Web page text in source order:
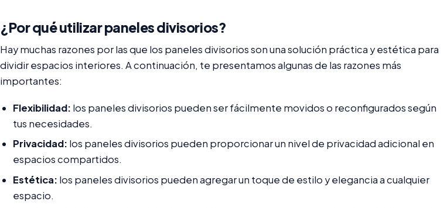
¿Por qué utilizar paneles divisorios?
Hay muchas razones por las que los paneles divisorios son una solución práctica y estética para
dividir espacios interiores. A continuación, te presentamos algunas de las razones más
importantes:
Flexibilidad: los paneles divisorios pueden ser fácilmente movidos o reconfigurados según
tus necesidades.
Privacidad: los paneles divisorios pueden proporcionar un nivel de privacidad adicional en
espacios compartidos.
Estética: los paneles divisorios pueden agregar un toque de estilo y elegancia a cualquier
espacio.